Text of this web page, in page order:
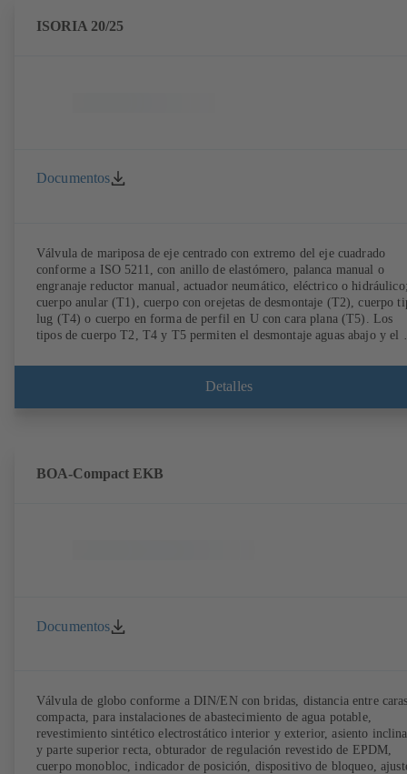
ISORIA 20/25
Documentos
Válvula de mariposa de eje centrado con extremo del eje cuadrado
conforme a ISO 5211, con anillo de elastómero, palanca manual o
engranaje reductor manual, actuador neumático, eléctrico o
cuerpo anular (T1), cuerpo con orejetas de desmontaje (T2), cuerpo
lug (T4) o cuerpo en forma de perfil en U con cara plana (T5). Los
tipos de cuerpo T2, T4 y T5 permiten el desmontaje aguas abajo y el
EN, ASME, JIS.
Detalles
BOA-Compact EKB
Documentos
Válvula de globo conforme a DIN/EN con bridas, distancia entre
compacta, para instalaciones de abastecimiento de agua potable,
revestimiento sintético electrostático interior y exterior, asiento
y parte superior recta, obturador de regulación revestido de EPDM,
cuerpo monobloc, indicador de posición, dispositivo de bloqueo,